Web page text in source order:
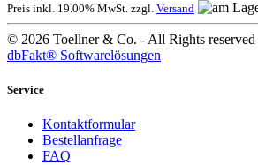
Preis inkl. 19.00% MwSt. zzgl. Versand
© 2026 Toellner & Co. - All Rights
dbFakt® Softwarelösungen
Service
Kontaktformular
Bestellanfrage
FAQ